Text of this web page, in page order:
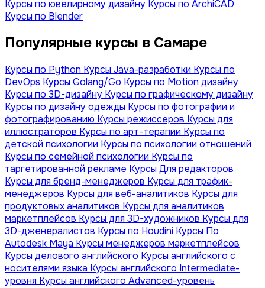
Курсы по ювелирному дизайну Курсы по ArchiCAD
Курсы по Blender
Популярные курсы в Самаре
Курсы по Python Курсы Java-разработки Курсы по
DevOps Курсы Golang/Go Курсы по Motion дизайну
Курсы по 3D-дизайну Курсы по графическому дизайну
Курсы по дизайну одежды Курсы по фотографии и
фотографированию Курсы режиссеров Курсы для
иллюстраторов Курсы по арт-терапии Курсы по
детской психологии Курсы по психологии отношений
Курсы по семейной психологии Курсы по
таргетированной рекламе Курсы Для редакторов
Курсы для бренд-менеджеров Курсы для трафик-
менеджеров Курсы для веб-аналитиков Курсы для
продуктовых аналитиков Курсы для аналитиков
маркетплейсов Курсы для 3D-художников Курсы для
3D-дженералистов Курсы по Houdini Курсы По
Autodesk Maya Курсы менеджеров маркетплейсов
Курсы делового английского Курсы английского с
носителями языка Курсы английского Intermediate-
уровня Курсы английского Advanced-уровень